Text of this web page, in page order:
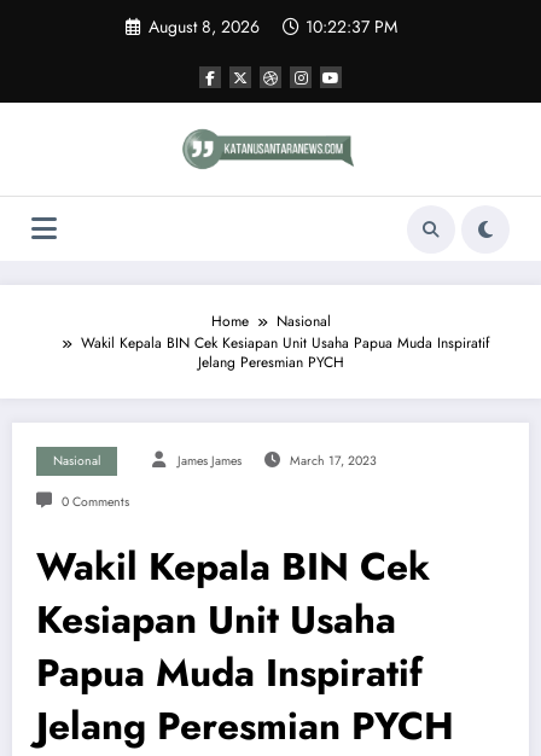
August 8, 2026 10:22:38 PM
Home
Nasional
Wakil Kepala BIN Cek Kesiapan Unit Usaha Papua Muda Inspiratif
Jelang Peresmian PYCH
Nasional James James March 17, 2023
0 Comments
Wakil Kepala BIN Cek
Kesiapan Unit Usaha
Papua Muda Inspiratif
Jelang Peresmian PYCH